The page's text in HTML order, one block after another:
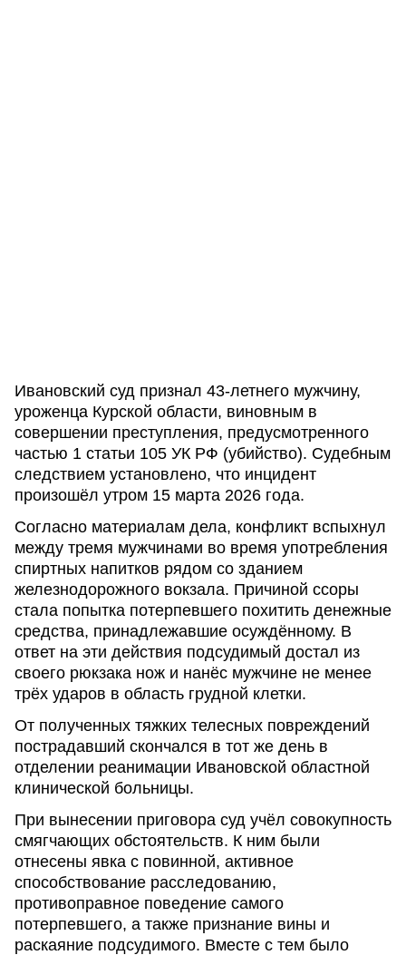
Ивановский суд признал 43-летнего мужчину,
уроженца Курской области, виновным в
совершении преступления, предусмотренного
частью 1 статьи 105 УК РФ (убийство). Судебным
следствием установлено, что инцидент
произошёл утром 15 марта 2026 года.
Согласно материалам дела, конфликт вспыхнул
между тремя мужчинами во время употребления
спиртных напитков рядом со зданием
железнодорожного вокзала. Причиной ссоры
стала попытка потерпевшего похитить денежные
средства, принадлежавшие осуждённому. В
ответ на эти действия подсудимый достал из
своего рюкзака нож и нанёс мужчине не менее
трёх ударов в область грудной клетки.
От полученных тяжких телесных повреждений
пострадавший скончался в тот же день в
отделении реанимации Ивановской областной
клинической больницы.
При вынесении приговора суд учёл совокупность
смягчающих обстоятельств. К ним были
отнесены явка с повинной, активное
способствование расследованию,
противоправное поведение самого
потерпевшего, а также признание вины и
раскаяние подсудимого. Вместе с тем было